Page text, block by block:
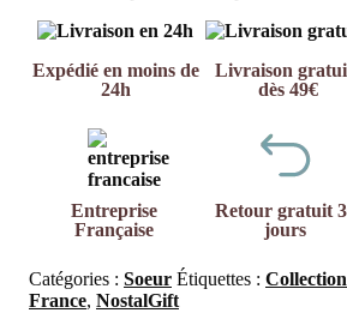
Expédié en moins de
24h
Livraison
dès 49€
Entreprise
Française
Retour gratuit
jours
Catégories : Soeur Étiquettes :
France, NostalGift